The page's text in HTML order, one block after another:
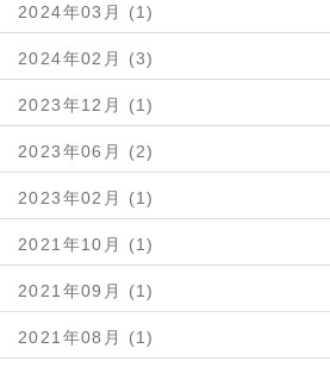
2024年03月 (1)
2024年02月 (3)
2023年12月 (1)
2023年06月 (2)
2023年02月 (1)
2021年10月 (1)
2021年09月 (1)
2021年08月 (1)